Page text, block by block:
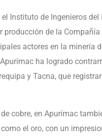
Instituto de Ingenieros
de la
actores en la minería
ha logrado
y Tacna, que
cobre, en Apurímac
el oro, con un